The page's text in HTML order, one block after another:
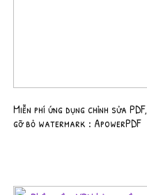
Miễn phí ứng dụng chỉnh sửa PDF,
gỡ bỏ watermark : ApowerPDF